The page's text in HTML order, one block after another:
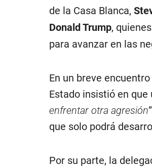
de la Casa Blanca,
Donald Trump,
para avanzar en las
En un breve
Estado insistió en que
enfrentar otra agresión
que solo podrá
Por su parte, la